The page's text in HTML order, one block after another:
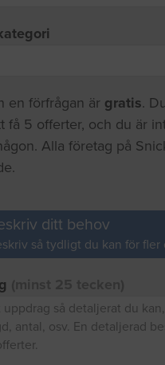
en förfrågan är gratis.
få 5 offerter, och du är
Alla företag på
ditt behov
så tydligt du kan för fler